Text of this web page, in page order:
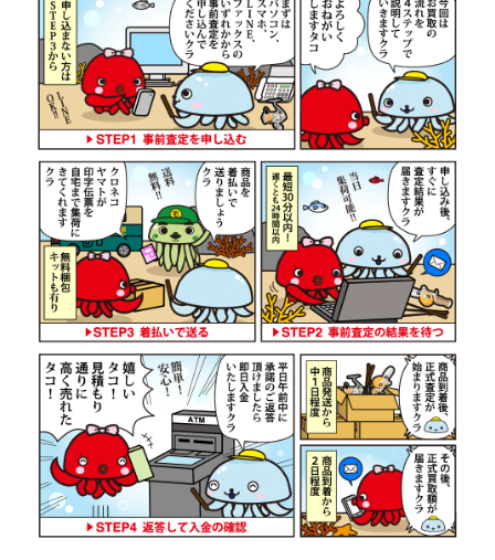
ダイワ 22 イグジスト LT 2500S-
DH ベイトリール 未使用
釣具買取クーポンg-
turi20260706（2026/07/31迄）
44,500円
2026/07/05
ダイワ 22 イグジスト SF 2500SS
ベイトリール 未使用
釣具買取クーポンg-
turi20260707 （2026/07/31迄）
42,000円
2026/07/05
ダイワ 22 イグジスト LT4000-XH
ベイトリール 未使用
釣具買取クーポン
turi20260708（2026/07/31迄）
38,500円
2026/07/05
ダイワ 22 イグジスト LT 2000S-P
ベイトリール 未使用
釣具買取クーポンg-
turi20260709
（2026/07/31迄）
36,000円
2026/07/05
ダイワ 15 イグジスト 2506PE-DH
ベイトリール 未使用
釣具買取クーポンg-
turi20260710（2026/07/31迄）
29,500円
2026/07/05